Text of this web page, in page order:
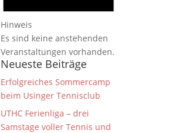
Hinweis
Es sind keine anstehenden
Veranstaltungen vorhanden.
Neueste Beiträge
Erfolgreiches Sommercamp
beim Usinger Tennisclub
UTHC Ferienliga – drei
Samstage voller Tennis und